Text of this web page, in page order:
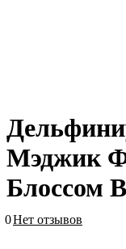
Мэджик
Блоссом
0Нет отзывов